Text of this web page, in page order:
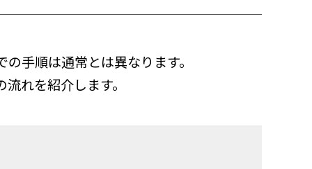
手順は通常とは異なります。
れを紹介します。